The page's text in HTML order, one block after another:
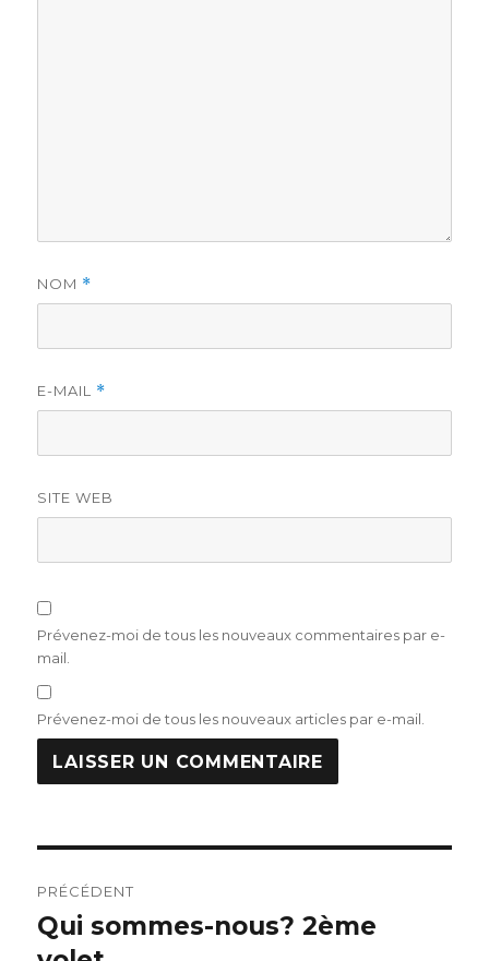
NOM *
E-MAIL *
SITE WEB
Prévenez-moi de tous les nouveaux commentaires par e-
mail.
Prévenez-moi de tous les nouveaux articles par e-mail.
de
PRÉCÉDENT
Publication
précédente :
Qui sommes-nous? 2ème